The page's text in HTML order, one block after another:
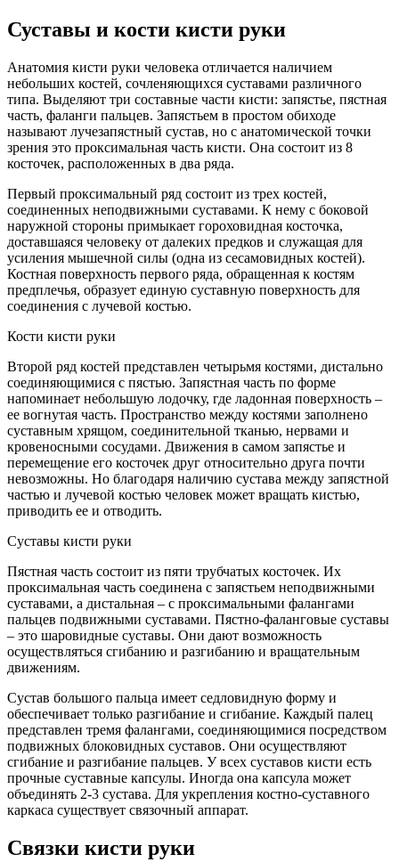
Суставы и кости кисти руки
Анатомия кисти руки человека отличается наличием
небольших костей, сочленяющихся суставами различного
типа. Выделяют три составные части кисти: запястье, пястная
часть, фаланги пальцев. Запястьем в простом обиходе
называют лучезапястный сустав, но с анатомической точки
зрения это проксимальная часть кисти. Она состоит из 8
косточек, расположенных в два ряда.
Первый проксимальный ряд состоит из трех костей,
соединенных неподвижными суставами. К нему с боковой
наружной стороны примыкает гороховидная косточка,
доставшаяся человеку от далеких предков и служащая для
усиления мышечной силы (одна из сесамовидных костей).
Костная поверхность первого ряда, обращенная к костям
предплечья, образует единую суставную поверхность для
соединения с лучевой костью.
Кости кисти руки
Второй ряд костей представлен четырьмя костями, дистально
соединяющимися с пястью. Запястная часть по форме
напоминает небольшую лодочку, где ладонная поверхность –
ее вогнутая часть. Пространство между костями заполнено
суставным хрящом, соединительной тканью, нервами и
кровеносными сосудами. Движения в самом запястье и
перемещение его косточек друг относительно друга почти
невозможны. Но благодаря наличию сустава между запястной
частью и лучевой костью человек может вращать кистью,
приводить ее и отводить.
Суставы кисти руки
Пястная часть состоит из пяти трубчатых косточек. Их
проксимальная часть соединена с запястьем неподвижными
суставами, а дистальная – с проксимальными фалангами
пальцев подвижными суставами. Пястно-фаланговые суставы
– это шаровидные суставы. Они дают возможность
осуществляться сгибанию и разгибанию и вращательным
движениям.
Сустав большого пальца имеет седловидную форму и
обеспечивает только разгибание и сгибание. Каждый палец
представлен тремя фалангами, соединяющимися посредством
подвижных блоковидных суставов. Они осуществляют
сгибание и разгибание пальцев. У всех суставов кисти есть
прочные суставные капсулы. Иногда она капсула может
объединять 2-3 сустава. Для укрепления костно-суставного
каркаса существует связочный аппарат.
Связки кисти руки